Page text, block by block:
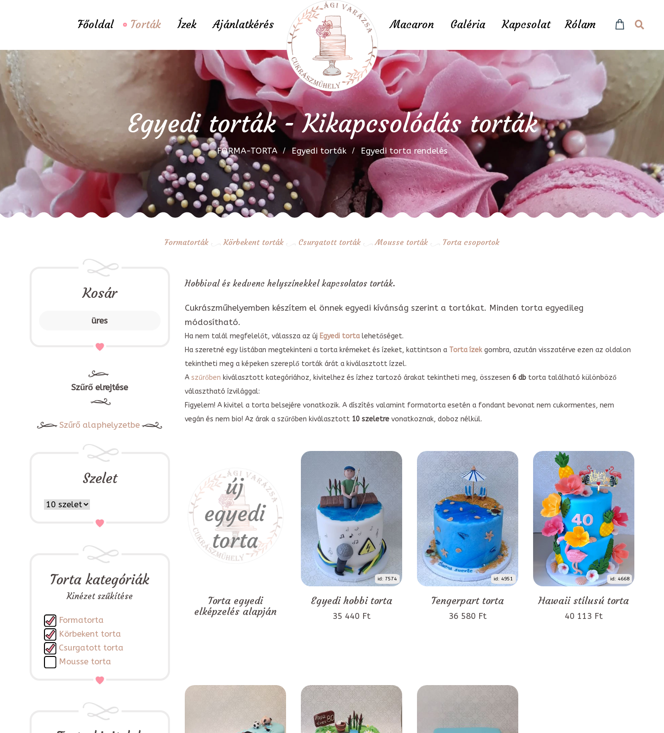
Főoldal Torták Ízek Ajánlatkérés Macaron Galéria Kapcsolat Rólam
Egyedi torták - Kikapcsolódás torták
FORMA-TORTA Egyedi torták Egyedi torta rendelés
Formatorták Körbekent torták Csurgatott torták Mousse torták Torta csoportok
Kosár
üres
Szűrő elrejtése
Szűrő alaphelyzetbe
Szelet
Torta kategóriák
Kinézet szűkítése
Formatorta
Körbekent torta
Csurgatott torta
Mousse torta
Hobbival és kedvenc helyszínekkel kapcsolatos torták.
Cukrászműhelyemben készítem el önnek egyedi kívánság szerint a tortákat. Minden torta egyedileg
módosítható.
Ha nem talál megfelelőt, válassza az új Egyedi tortalehetőséget.
Ha szeretné egy listában megtekinteni a torta krémeket és ízeket, kattintson a Torta ízekgombra, azután visszatérve ezen az oldalon
tekintheti meg a képeken szereplő torták árát a kiválasztott ízzel.
A szűrőben kiválasztott kategóriához, kivitelhez és ízhez tartozó árakat tekintheti meg, összesen 6 dbtorta található különböző
választható ízvilággal:
Figyelem! A kivitel a torta belsejére vonatkozik. A díszítés valamint formatorta esetén a fondant bevonat nem cukormentes, nem
vegán és nem bio! Az árak a szűrőben kiválasztott 10 szeletrevonatkoznak, doboz nélkül.
Torta egyedi
elképzelés alapján
id: 7574
Egyedi hobbi torta
35 440 Ft
id: 4951
Tengerpart torta
36 580 Ft
id: 4668
Hawaii stílusú torta
40 113 Ft